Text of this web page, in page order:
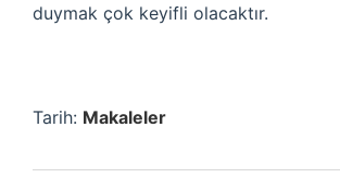
duymak çok keyifli olacaktır.
Tarih: Makaleler